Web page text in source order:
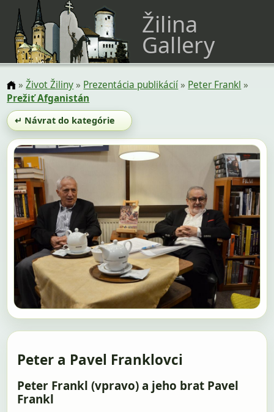
Žilina
Gallery
»Život Žiliny» Prezentácia publikácií» Peter Frankl »
Prežiť Afganistán
↵ Návrat do kategórie
Peter a Pavel Franklovci
Peter Frankl (vpravo) a jeho brat Pavel
Frankl